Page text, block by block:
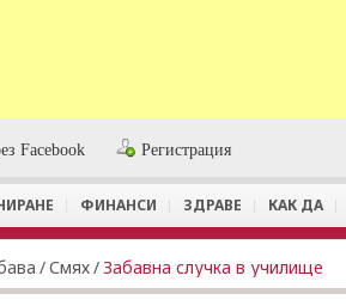
Facebook Регистрация
ФИНАНСИ ЗДРАВЕ КАК ДА
/Смях/Забавна случка в училище